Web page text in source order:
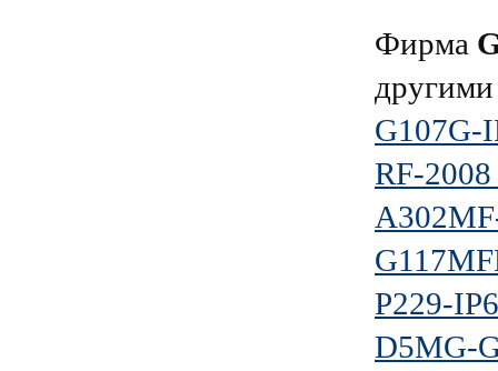
Фирма
G107G-
RF-
P229-
D5MG-